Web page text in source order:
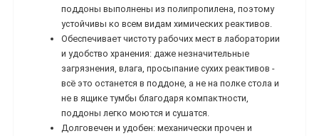
поддоны выполнены из полипропилена, поэтому
устойчивы ко всем видам химических реактивов.
Обеспечивает чистоту рабочих мест в лаборатории
и удобство хранения: даже незначительные
загрязнения, влага, просыпание сухих реактивов -
всё это останется в поддоне, а не на полке стола и
не в ящике тумбы благодаря компактности,
поддоны легко моются и сушатся.
Долговечен и удобен: механически прочен и